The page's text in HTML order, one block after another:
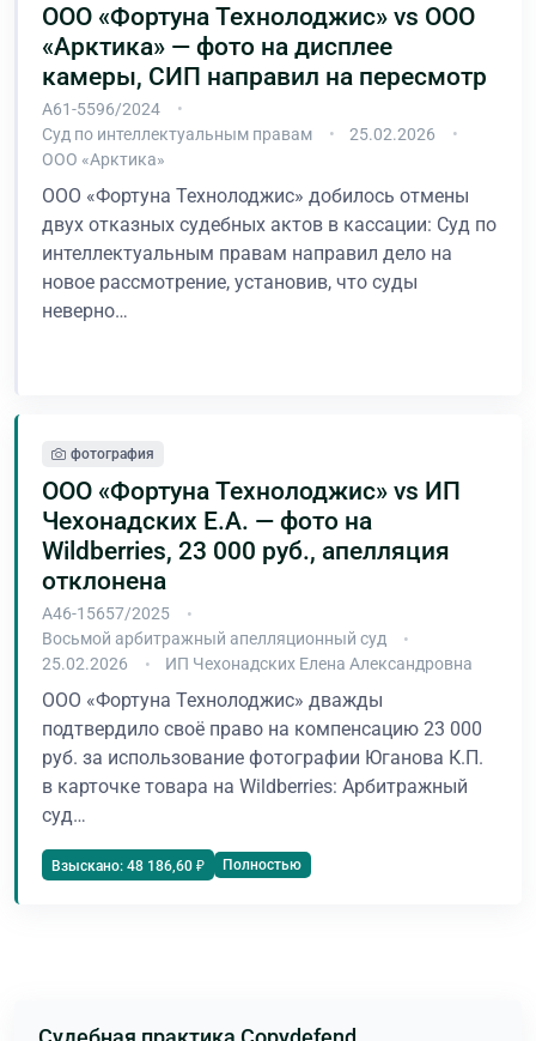
ООО «Фортуна Технолоджис» vs ООО
«Арктика» — фото на дисплее
камеры, СИП направил на пересмотр
А61-5596/2024
Суд по интеллектуальным правам
25.02.2026
ООО «Арктика»
ООО «Фортуна Технолоджис» добилось отмены
двух отказных судебных актов в кассации: Суд по
интеллектуальным правам направил дело на
новое рассмотрение, установив, что суды
неверно…
фотография
ООО «Фортуна Технолоджис» vs ИП
Чехонадских Е.А. — фото на
Wildberries, 23 000 руб., апелляция
отклонена
А46-15657/2025
Восьмой арбитражный апелляционный суд
25.02.2026
ИП Чехонадских Елена Александровна
ООО «Фортуна Технолоджис» дважды
подтвердило своё право на компенсацию 23 000
руб. за использование фотографии Юганова К.П.
в карточке товара на Wildberries: Арбитражный
суд…
Взыскано: 48 186,60 ₽ Полностью